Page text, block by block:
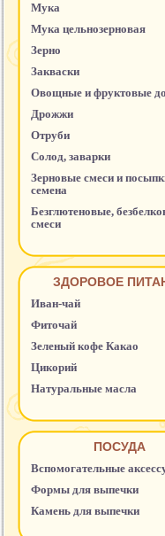
Мука
Мука цельнозерновая
Зерно
Закваски
Овощные и фруктовые
Дрожжи
Отруби
Солод, заварки
Зерновые смеси и
семена
Безглютеновые,
смеси
ЗДОРОВОЕ
Иван-чай
Фиточай
Зеленый кофе Какао
Цикорий
Натуральные масла
ПОСУДА
Вспомогательные
Формы для выпечки
Камень для выпечки